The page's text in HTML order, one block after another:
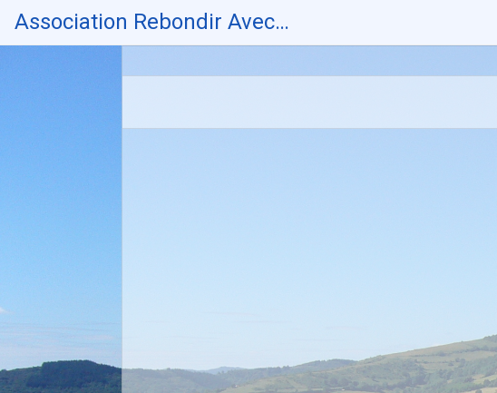
Association Rebondir Avec…